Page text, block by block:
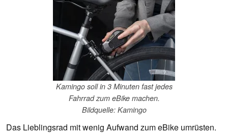
Kamingo soll in 3 Minuten fast jedes
Fahrrad zum eBike machen.
Bildquelle: Kamingo
Das Lieblingsrad mit wenig Aufwand zum eBike umrüsten.